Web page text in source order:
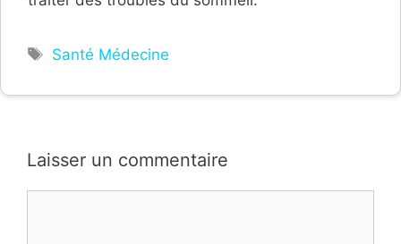
Étiquettes
Santé Médecine
Laisser un commentaire